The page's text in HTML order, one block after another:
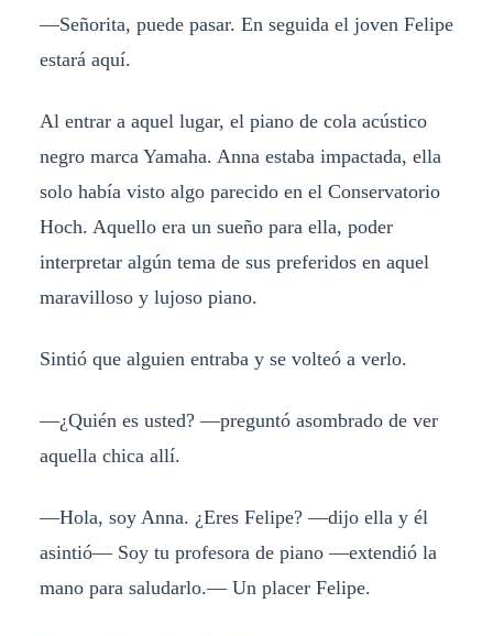
—Señorita, puede pasar. En seguida el joven Felipe
estará aquí.
Al entrar a aquel lugar, el piano de cola acústico
negro marca Yamaha. Anna estaba impactada, ella
solo había visto algo parecido en el Conservatorio
Hoch. Aquello era un sueño para ella, poder
interpretar algún tema de sus preferidos en aquel
maravilloso y lujoso piano.
Sintió que alguien entraba y se volteó a verlo.
—¿Quién es usted? —preguntó asombrado de ver
aquella chica allí.
—Hola, soy Anna. ¿Eres Felipe? —dijo ella y él
asintió— Soy tu profesora de piano —extendió la
mano para saludarlo.— Un placer Felipe.